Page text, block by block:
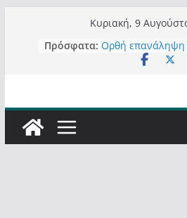
περιεχόμενο
Κυριακή, 9
Πρόσφατα:
Τα μεγάλα έργα –
σε τίτλους
Sky στην